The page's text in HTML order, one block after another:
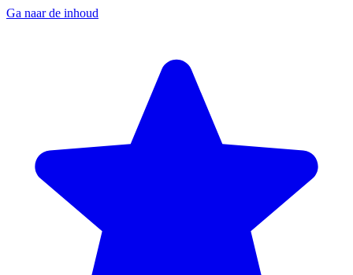
Ga naar de inhoud